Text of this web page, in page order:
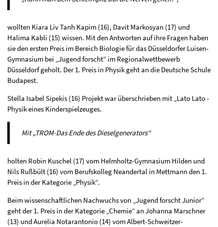
wollten Kiara Liv Tanh Kapim (16), Davit Markosyan (17) und
Halima Kabli (15) wissen. Mit den Antworten auf ihre Fragen haben
sie den ersten Preis im Bereich Biologie für das Düsseldorfer Luisen-
Gymnasium bei „Jugend forscht“ im Regionalwettbewerb
Düsseldorf geholt. Der 1. Preis in Physik geht an die Deutsche Schule
Budapest.
Stella Isabel Sipekis (16) Projekt war überschrieben mit „Lato Lato -
Physik eines Kinderspielzeuges.
Mit „TROM-Das Ende des Dieselgenerators“
holten Robin Kuschel (17) vom Helmholtz-Gymnasium Hilden und
Nils Rußbült (16) vom Berufskolleg Neandertal in Mettmann den 1.
Preis in der Kategorie „Physik“.
Beim wissenschaftlichen Nachwuchs von „Jugend forscht Junior“
geht der 1. Preis in der Kategorie „Chemie“ an Johanna Marschner
(13) und Aurelia Notarantonio (14) vom Albert-Schweitzer-